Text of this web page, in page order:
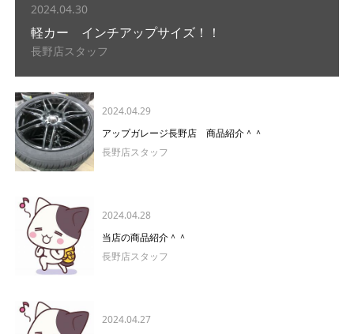
2024.04.30
軽カー インチアップサイズ！！
長野店スタッフ
2024.04.29
アップガレージ長野店 商品紹介＾＾
長野店スタッフ
2024.04.28
当店の商品紹介＾＾
長野店スタッフ
2024.04.27